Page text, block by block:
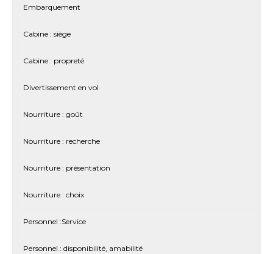
Embarquement
Cabine : siège
Cabine : propreté
Divertissement en vol
Nourriture : goût
Nourriture : recherche
Nourriture : présentation
Nourriture : choix
Personnel :Service
Personnel : disponibilité, amabilité